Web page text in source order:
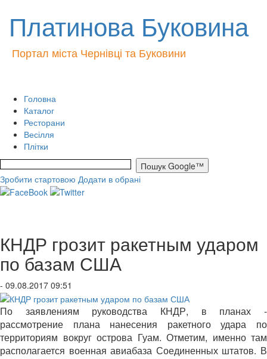
Платинова Буковина
Портал міста Чернівці та Буковини
Головна
Каталог
Ресторани
Весілля
Плітки
Зробити стартовою Додати в обрані
КНДР грозит ракетным ударом
по базам США
- 09.08.2017 09:51
По заявлениям руководства КНДР, в планах -
рассмотрение плана нанесения ракетного удара по
территориям вокруг острова Гуам. Отметим, именно там
располагается военная авиабаза Соединенных штатов. В